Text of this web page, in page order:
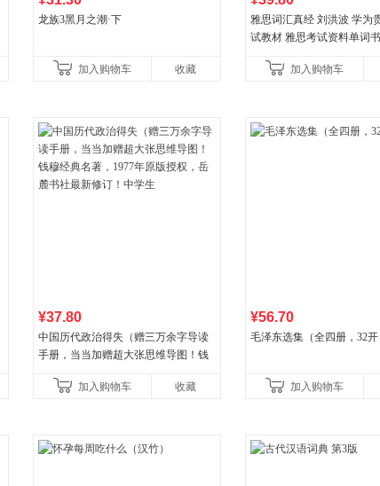
龙族3黑月之潮·下
加入购物车 收藏
雅思词汇真经 刘洪波 学为
试教材 雅思考试资料单词
加入购物车
¥37.80
中国历代政治得失（赠三万余字导读
手册，当当加赠超大张思维导图！钱
书社最新修订！中学生
加入购物车 收藏
¥56.70
毛泽东选集（全四册，32开
加入购物车